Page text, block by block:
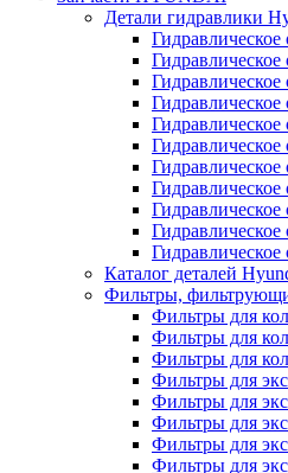
Детали гидравлики
Каталог деталей
Фильтры,
Фильтры для
Фильтры для
Фильтры для
Фильтры для
Фильтры для
Фильтры для
Фильтры для
Фильтры для